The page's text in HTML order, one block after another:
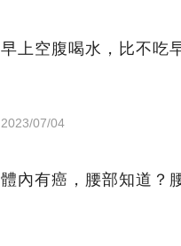
早上空腹喝水，比不吃
2023/07/04
體內有癌，腰部知道？